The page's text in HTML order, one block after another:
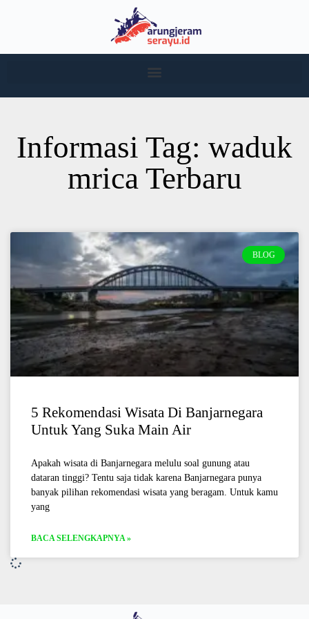
Informasi Tag: waduk
mrica Terbaru
BLOG
5 Rekomendasi Wisata Di Banjarnegara
Untuk Yang Suka Main Air
Apakah wisata di Banjarnegara melulu soal gunung atau
dataran tinggi? Tentu saja tidak karena Banjarnegara punya
banyak pilihan rekomendasi wisata yang beragam. Untuk kamu
yang
BACA SELENGKAPNYA »